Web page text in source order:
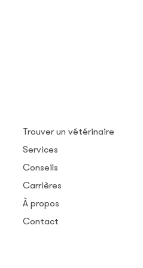
Trouver un vétérinaire
Services
Conseils
Carrières
À propos
Contact